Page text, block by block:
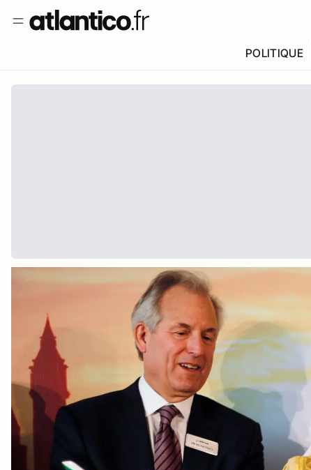
POLITIQUE